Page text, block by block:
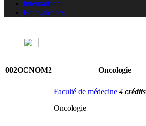
International
Équivalences
002OCNOM2 Oncologie
Faculté de médecine4 crédits
Oncologie